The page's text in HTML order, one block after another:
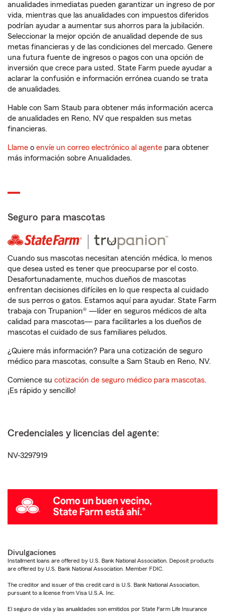
anualidades inmediatas pueden garantizar un ingreso de por
vida, mientras que las anualidades con impuestos diferidos
podrían ayudar a aumentar sus ahorros para la jubilación.
Seleccionar la mejor opción de anualidad depende de sus
metas financieras y de las condiciones del mercado. Genere
una futura fuente de ingresos o pagos con una opción de
inversión que crece para usted. State Farm puede ayudar a
aclarar la confusión e información errónea cuando se trata
de anualidades.
Hable con Sam Staub para obtener más información acerca
de anualidades en Reno, NV que respalden sus metas
financieras.
Llame o envíe un correo electrónico al agente para obtener
más información sobre Anualidades.
Seguro para mascotas
Cuando sus mascotas necesitan atención médica, lo menos
que desea usted es tener que preocuparse por el costo.
Desafortunadamente, muchos dueños de mascotas
enfrentan decisiones difíciles en lo que respecta al cuidado
de sus perros o gatos. Estamos aquí para ayudar. State Farm
trabaja con Trupanion® —líder en seguros médicos de alta
calidad para mascotas— para facilitarles a los dueños de
mascotas el cuidado de sus familiares peludos.
¿Quiere más información? Para una cotización de seguro
médico para mascotas, consulte a Sam Staub en Reno, NV.
Comience su cotización de seguro médico para mascotas.
¡Es rápido y sencillo!
Credenciales y licencias del agente:
NV-3297919
Divulgaciones
Installment loans are offered by U.S. Bank National Association. Deposit products
are offered by U.S. Bank National Association. Member FDIC.
The creditor and issuer of this credit card is U.S. Bank National Association,
pursuant to a license from Visa U.S.A. Inc.
El seguro de vida y las anualidades son emitidos por State Farm Life Insurance